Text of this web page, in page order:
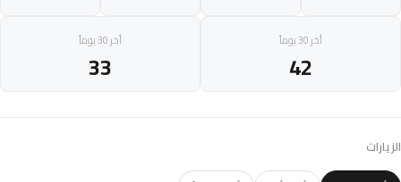
أخر 30 يوماً
42
أخر 30 يوماً
33
الزيارات